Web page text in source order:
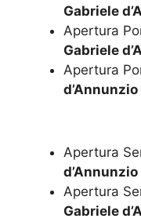
Gabriele
Apertura
Gabriele
Apertura
Apertura
Apertura
Gabriele